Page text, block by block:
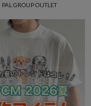
PAL GROUP OUTLET